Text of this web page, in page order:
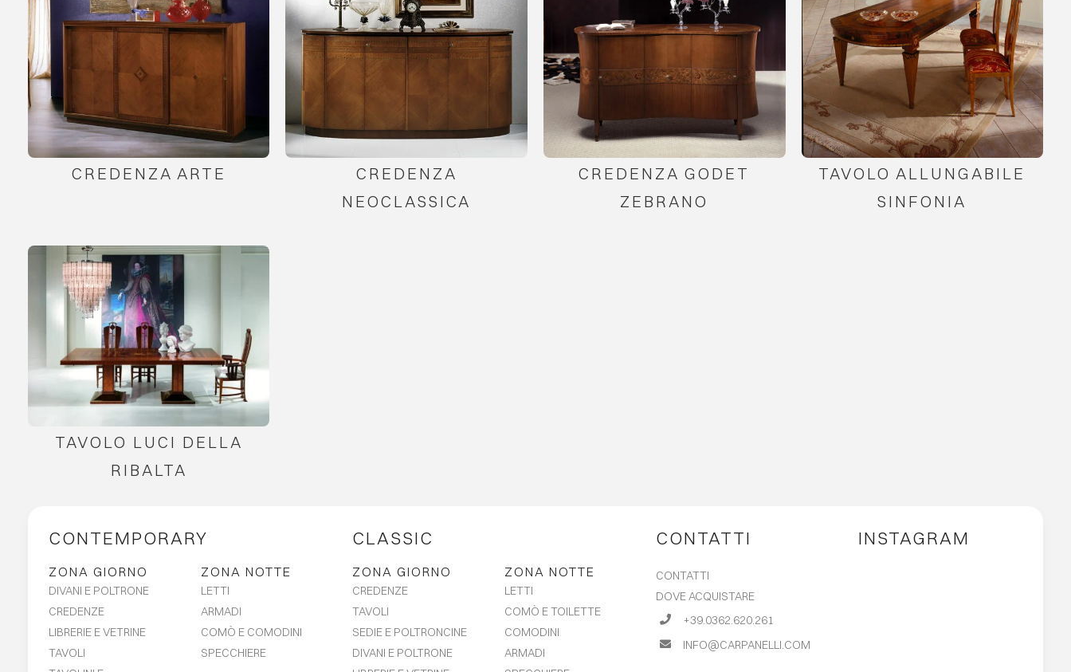
CREDENZA ARTE
CREDENZA
NEOCLASSICA
CREDENZA GODET
ZEBRANO
TAVOLO ALLUNGABILE
SINFONIA
TAVOLO LUCI DELLA
RIBALTA
CONTEMPORARY CLASSIC CONTATTI INSTAGRAM
ZONA GIORNO
DIVANI E POLTRONE
CREDENZE
LIBRERIE E VETRINE
TAVOLI
ZONA NOTTE
LETTI
ARMADI
COMÒ E COMODINI
SPECCHIERE
ZONA GIORNO
CREDENZE
TAVOLI
SEDIE E POLTRONCINE
DIVANI E POLTRONE
ZONA NOTTE
LETTI
COMÒ E TOILETTE
COMODINI
ARMADI
CONTATTI
DOVE ACQUISTARE
+39.0362.620.261
INFO@CARPANELLI.COM